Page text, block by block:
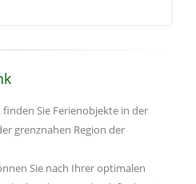
Sie Ferienobjekte in der
grenznahen Region der
Sie nach Ihrer optimalen